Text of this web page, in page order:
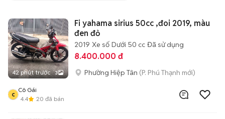
42 phút trước 3
Fi yahama sirius 50cc ,đoi 2019, màu
đen đỏ
2019 Xe số Dưới 50 cc Đã sử dụng
8.400.000 đ
Phường Hiệp Tân (P. Phú Thạnh mới)
c
Cô Gái
4.4
20 đã bán